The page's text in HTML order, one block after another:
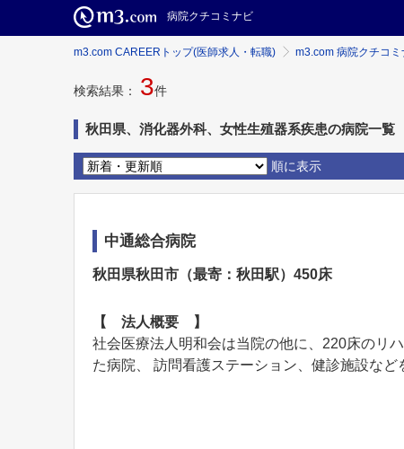
病院クチコミナビ
m3.com CAREERトップ(医師求人・転職) m3.com 病院クチコ
検索結果： 3件
秋田県、消化器外科、女性生殖器系疾患の病院一覧
順に表示
中通総合病院
秋田県秋田市（最寄：秋田駅）450床
【 法人概要 】
社会医療法人明和会は当院の他に、220床のリ
た病院、 訪問看護ステーション、健診施設など